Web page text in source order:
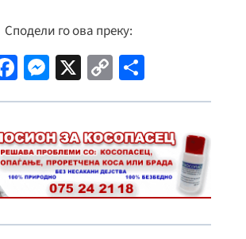
Сподели го ова преку:
Fa
ce
o
o
k
M
es
n
ge
r
X C
o
y
Li
n
k
h
e